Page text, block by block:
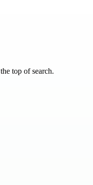
top of search.